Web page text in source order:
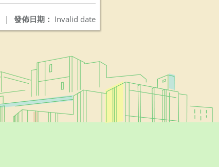
發佈日期： Invalid date
|